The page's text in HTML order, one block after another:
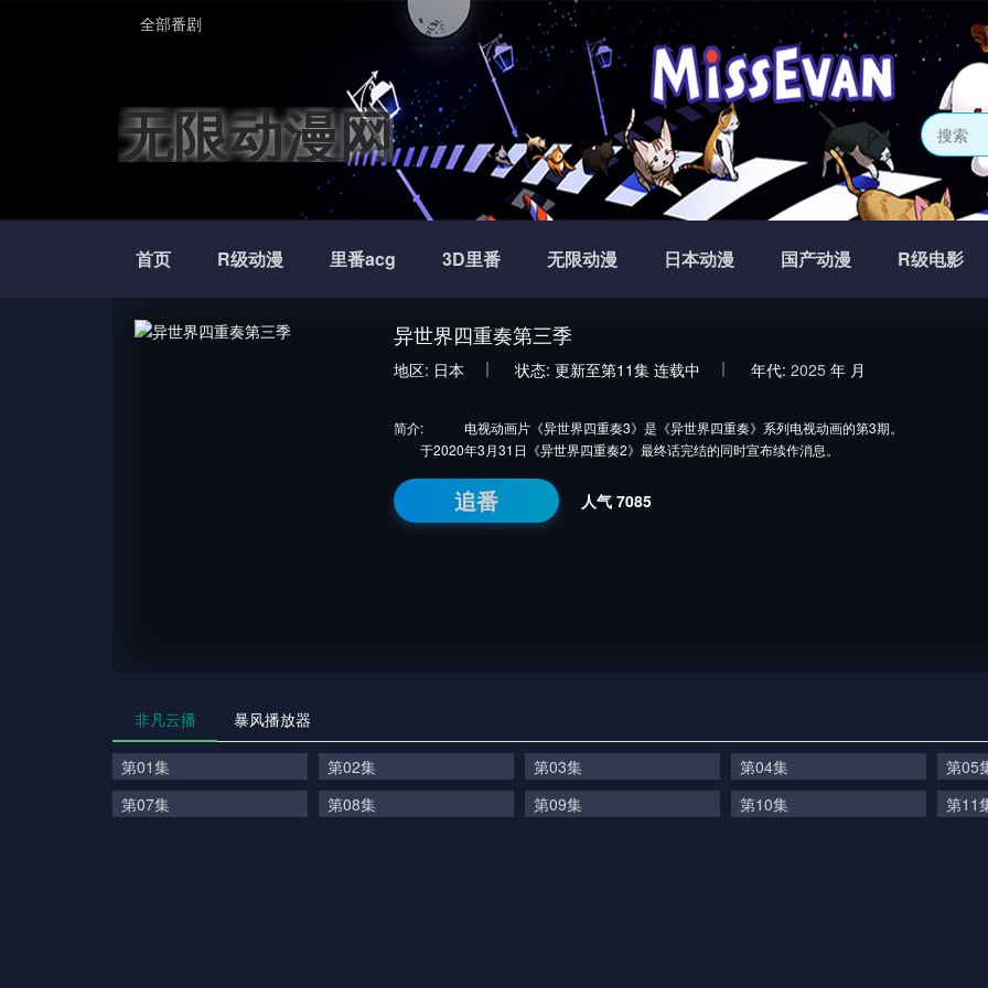
全部番剧
无限动漫网
首页 R级动漫 里番acg 3D里番 无限动漫 日本动漫 国产动漫 R级电影
异世界四重奏第三季
地区: 日本 状态: 更新至第11集 连载中 年代: 2025 年 月
简介:
电视动画片《异世界四重奏3》是《异世界四重奏》系列电视动画的第3期。
于2020年3月31日《异世界四重奏2》最终话完结的同时宣布续作消息。
追番 人气 7085
非凡云播 暴风播放器
第01集 第02集 第03集 第04集 第05
第07集
第08集 第09集 第10集 第11